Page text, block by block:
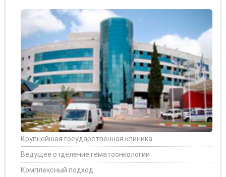
Крупнейшая государственная клиника
Ведущее отделение гематоонкологии
Комплексный подход